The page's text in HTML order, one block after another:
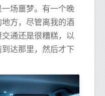
场噩梦。有一个晚
地方，尽管离我的酒
通还是很糟糕，以
达那里，然后才下